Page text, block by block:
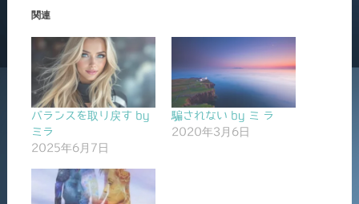
関連
バランスを取り戻す by
ミラ
2025年6月7日
騙されない by ミ ラ
2020年3月6日